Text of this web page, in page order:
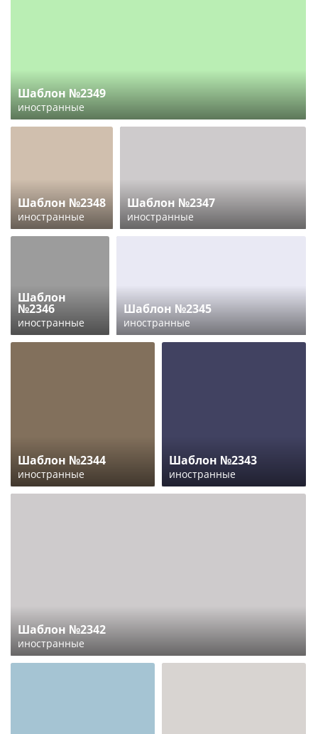
Шаблон №2349
иностранные
Шаблон №2348
иностранные
Шаблон №2347
иностранные
Шаблон
№2346
иностранные
Шаблон №2345
иностранные
Шаблон №2344
иностранные
Шаблон №2343
иностранные
Шаблон №2342
иностранные